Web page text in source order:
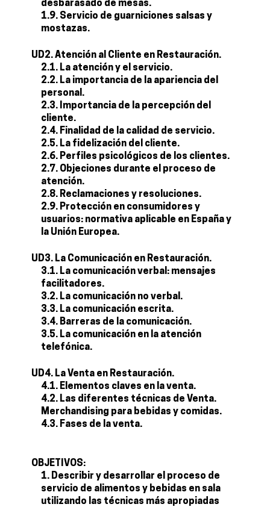
desbarasado de mesas.
1.9. Servicio de guarniciones salsas y
mostazas.
UD2. Atención al Cliente en Restauración.
2.1. La atención y el servicio.
2.2. La importancia de la apariencia del
personal.
2.3. Importancia de la percepción del
cliente.
2.4. Finalidad de la calidad de servicio.
2.5. La fidelización del cliente.
2.6. Perfiles psicológicos de los clientes.
2.7. Objeciones durante el proceso de
atención.
2.8. Reclamaciones y resoluciones.
2.9. Protección en consumidores y
usuarios: normativa aplicable en España y
la Unión Europea.
UD3. La Comunicación en Restauración.
3.1. La comunicación verbal: mensajes
facilitadores.
3.2. La comunicación no verbal.
3.3. La comunicación escrita.
3.4. Barreras de la comunicación.
3.5. La comunicación en la atención
telefónica.
UD4. La Venta en Restauración.
4.1. Elementos claves en la venta.
4.2. Las diferentes técnicas de Venta.
Merchandising para bebidas y comidas.
4.3. Fases de la venta.
OBJETIVOS:
Describir y desarrollar el proceso de
servicio de alimentos y bebidas en sala
utilizando las técnicas más apropiadas